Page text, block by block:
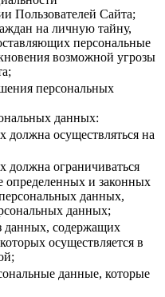
Пользователей Сайта;
на личную тайну,
персональные
возможной угрозы
персональных
данных:
должна осуществляться на
должна ограничиваться
определенных и законных
данных,
данных;
данных, содержащих
осуществляется в
данные, которые